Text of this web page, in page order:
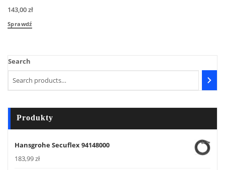
143,00zł
Sprawdź
Search
Produkty
Hansgrohe Secuflex 94148000
183,99zł